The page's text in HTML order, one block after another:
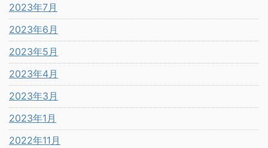
2023年7月
2023年6月
2023年5月
2023年4月
2023年3月
2023年1月
2022年11月